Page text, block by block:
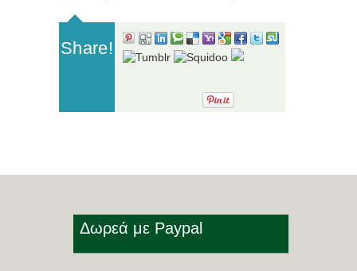
Share!
Δωρεά με Paypal